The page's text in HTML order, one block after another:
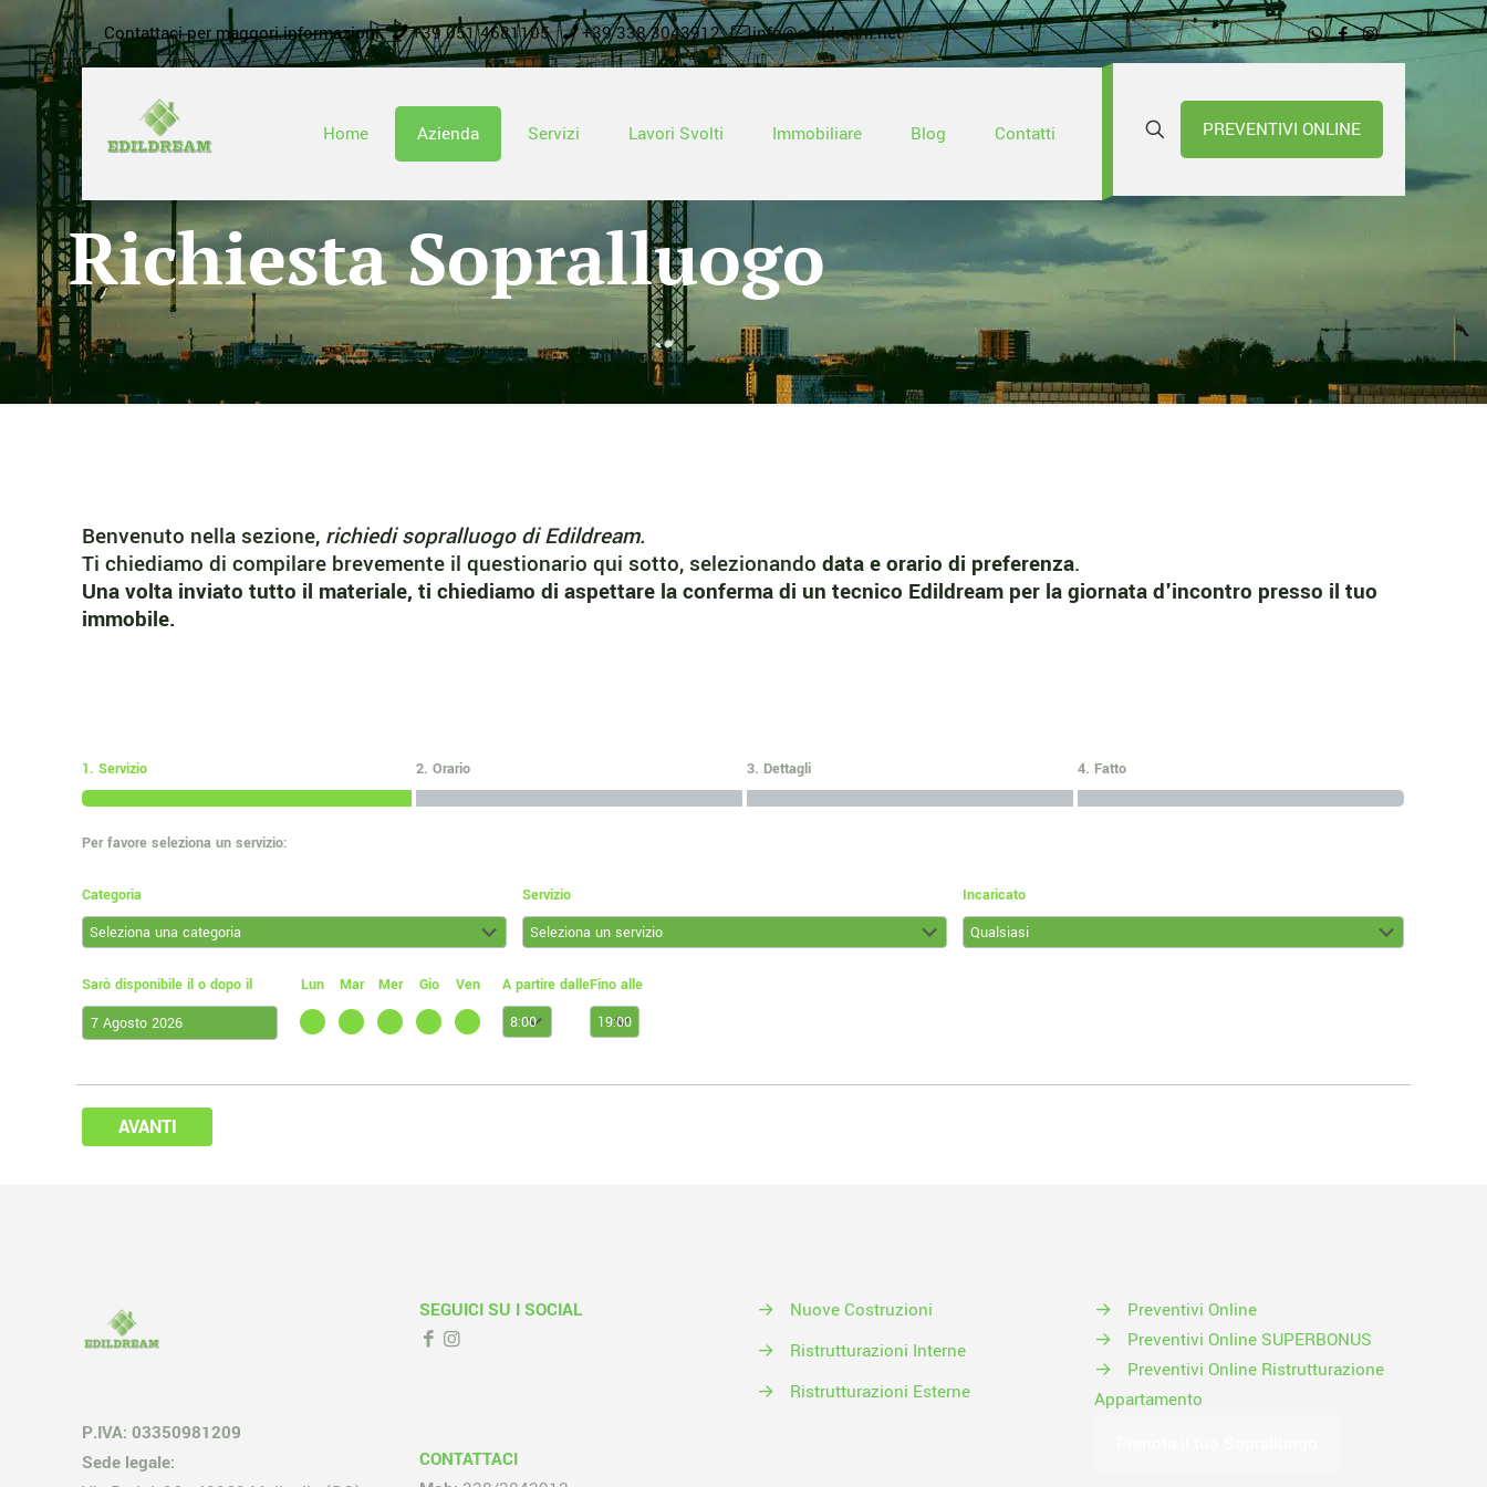
Contattaci per maggori informazioni +39 051 4681105 +39 338 3043912 info@edildream.net
Home Azienda Servizi Lavori Svolti Immobiliare Blog Contatti PREVENTIVI ONLINE
Richiesta Sopralluogo
Benvenuto nella sezione, richiedi sopralluogo di Edildream.
Ti chiediamo di compilare brevemente il questionario qui sotto, selezionando data e orario di preferenza.
Una volta inviato tutto il materiale, ti chiediamo di aspettare la conferma di un tecnico Edildream per la giornata d'incontro presso il tuo
immobile.
1. Servizio 2. Orario 3. Dettagli 4. Fatto
Per favore seleziona un servizio:
Categoria Servizio Incaricato
Sarò disponibile il o dopo il Lun Mar Mer Gio Ven A partire dalleFino alle
AVANTI
P.IVA: 03350981209
Sede legale:
SEGUICI SU I SOCIAL
CONTATTACI
→
Nuove Costruzioni
→
Ristrutturazioni Interne
→
Ristrutturazioni Esterne
→
Preventivi Online
→
Preventivi Online SUPERBONUS
→
Preventivi Online Ristrutturazione
Appartamento